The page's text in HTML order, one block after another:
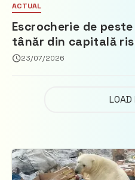
ACTUAL
Escrocherie de
tânăr din capitală
închisoare
23/07/2026
LOAD